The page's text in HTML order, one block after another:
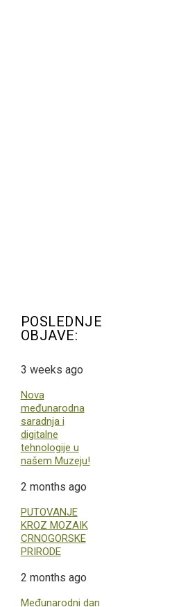
POSLEDNJE
OBJAVE:
3 weeks ago
Nova
međunarodna
saradnja i
digitalne
tehnologije u
našem Muzeju!
2 months ago
PUTOVANJE
KROZ MOZAIK
CRNOGORSKE
PRIRODE
2 months ago
Međunarodni dan